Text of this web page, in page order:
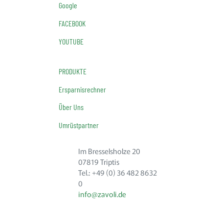
Google
FACEBOOK
YOUTUBE
PRODUKTE
Ersparnisrechner
Über Uns
Umrüstpartner
Im Bresselsholze 20
07819 Triptis
Tel.: +49 (0) 36 482 8632
0
info@zavoli.de